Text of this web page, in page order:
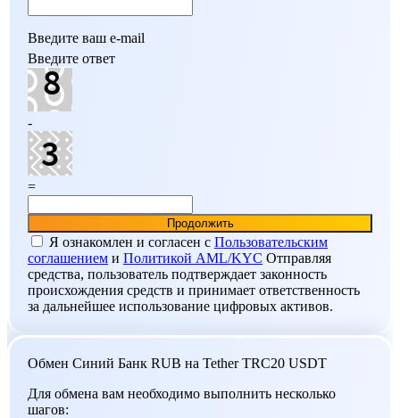
Введите ваш e-mail
Введите ответ
-
=
Я ознакомлен и согласен c Пользовательским
соглашением и Политикой AML/KYC Отправляя
средства, пользователь подтверждает законность
происхождения средств и принимает ответственность
за дальнейшее использование цифровых активов.
Обмен Синий Банк RUB на Tether TRC20 USDT
Для обмена вам необходимо выполнить несколько
шагов: